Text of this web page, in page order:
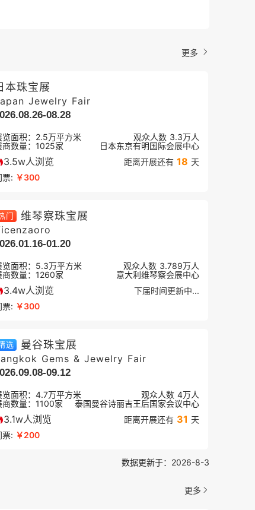
更多
本珠宝展
Jewelry Fair
08.28
览面积： 2.5万平方米 观众人数 3.3万人
商数量： 1025家 日本东京有明国际会展中心
3.5w人浏览 距离开展还有 18 天
票: ￥300
门 维琴察珠宝展
01.20
览面积： 5.3万平方米 观众人数 3.789万人
商数量： 1260家 意大利维琴察会展中心
3.4w人浏览
下届时间更新中...
票: ￥300
选 曼谷珠宝展
Gems & Jewelry Fair
09.12
览面积： 4.7万平方米 观众人数 4万人
商数量： 1100家 泰国曼谷诗丽吉王后国家会议中心
3.1w人浏览 距离开展还有 31 天
票: ￥200
数据更新于：2026-8-3
更多